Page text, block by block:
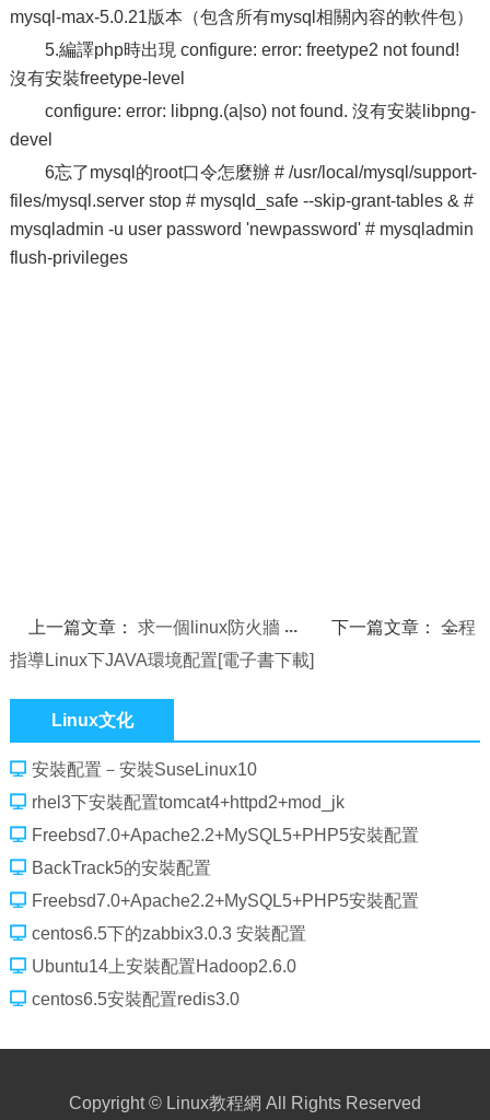
mysql-max-5.0.21版本（包含所有mysql相關內容的軟件包）
5.編譯php時出現 configure: error: freetype2 not found!
沒有安裝freetype-level
configure: error: libpng.(a|so) not found. 沒有安裝libpng-
devel
6忘了mysql的root口令怎麼辦 # /usr/local/mysql/support-
files/mysql.server stop # mysqld_safe --skip-grant-tables & #
mysqladmin -u user password 'newpassword' # mysqladmin
flush-privileges
上一篇文章：求一個linux防火牆 下一篇文章：全程
指導Linux下JAVA環境配置[電子書下載]
Linux文化
安裝配置－安裝SuseLinux10
rhel3下安裝配置tomcat4+httpd2+mod_jk
Freebsd7.0+Apache2.2+MySQL5+PHP5安裝配置
BackTrack5的安裝配置
Freebsd7.0+Apache2.2+MySQL5+PHP5安裝配置
centos6.5下的zabbix3.0.3 安裝配置
Ubuntu14上安裝配置Hadoop2.6.0
centos6.5安裝配置redis3.0
Copyright © Linux教程網 All Rights Reserved